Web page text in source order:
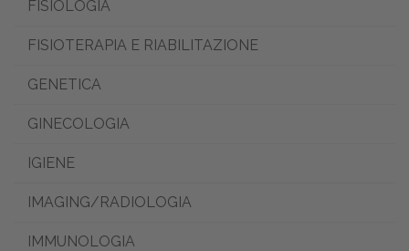
FISIOLOGIA
FISIOTERAPIA E RIABILITAZIONE
GENETICA
GINECOLOGIA
IGIENE
IMAGING/RADIOLOGIA
IMMUNOLOGIA